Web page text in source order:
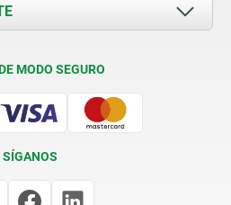
MODO SEGURO
SÍGANOS